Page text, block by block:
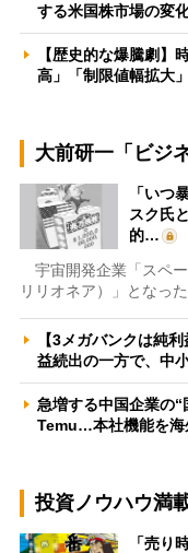
する米国株市場の
【歴史的な爆騰劇】
高」「制限値幅拡
大前研一「ビジ
「いつ
スク氏
的…
宇宙開発企業「スペ
リリオネア）」となっ
【3メガバンクは純
益続出の一方で、中
急増する中国企業の
Temu…本社機能を
投資ノウハウ満
「売り